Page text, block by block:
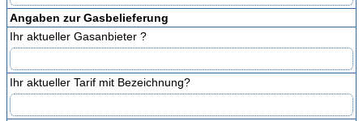
Angaben zur Gasbelieferung
Ihr aktueller Gasanbieter ?
Ihr aktueller Tarif mit Bezeichnung?